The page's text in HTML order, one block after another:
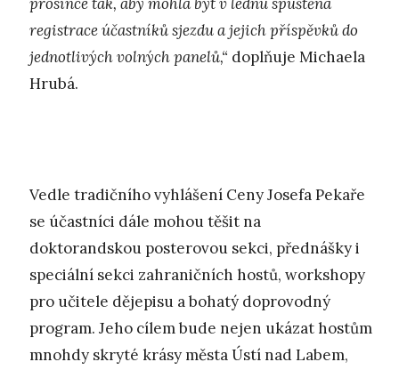
registrace účastníků sjezdu a jejich příspěvků do
jednotlivých volných panelů,“ doplňuje Michaela
Hrubá.
Vedle tradičního vyhlášení Ceny Josefa Pekaře
se účastníci dále mohou těšit na
doktorandskou posterovou sekci, přednášky i
speciální sekci zahraničních hostů, workshopy
pro učitele dějepisu a bohatý doprovodný
program. Jeho cílem bude nejen ukázat hostům
mnohdy skryté krásy města Ústí nad Labem,